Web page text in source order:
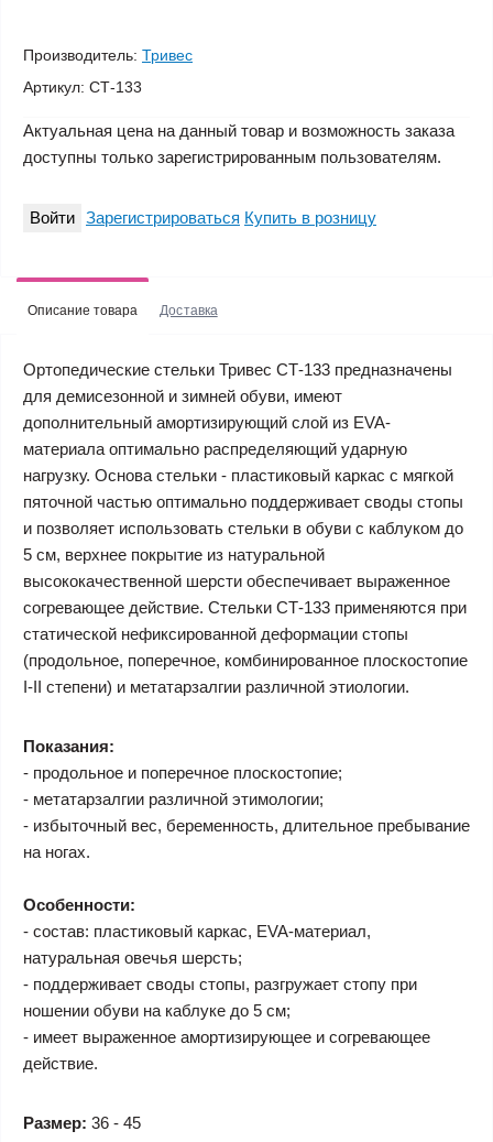
Производитель: Тривес
Артикул: СТ-133
Актуальная цена на данный товар и возможность заказа
доступны только зарегистрированным пользователям.
Войти Зарегистрироваться Купить в розницу
Описание товара Доставка
Ортопедические стельки Тривес СТ-133 предназначены
для демисезонной и зимней обуви, имеют
дополнительный амортизирующий слой из EVA-
материала оптимально распределяющий ударную
нагрузку. Основа стельки - пластиковый каркас с мягкой
пяточной частью оптимально поддерживает своды стопы
и позволяет использовать стельки в обуви с каблуком до
5 см, верхнее покрытие из натуральной
высококачественной шерсти обеспечивает выраженное
согревающее действие. Стельки СТ-133 применяются при
статической нефиксированной деформации стопы
(продольное, поперечное, комбинированное плоскостопие
I-II степени) и метатарзалгии различной этиологии.
Показания:
- продольное и поперечное плоскостопие;
- метатарзалгии различной этимологии;
- избыточный вес, беременность, длительное пребывание
на ногах.
Особенности:
- состав: пластиковый каркас, EVA-материал,
натуральная овечья шерсть;
- поддерживает своды стопы, разгружает стопу при
ношении обуви на каблуке до 5 см;
- имеет выраженное амортизирующее и согревающее
действие.
Размер: 36 - 45